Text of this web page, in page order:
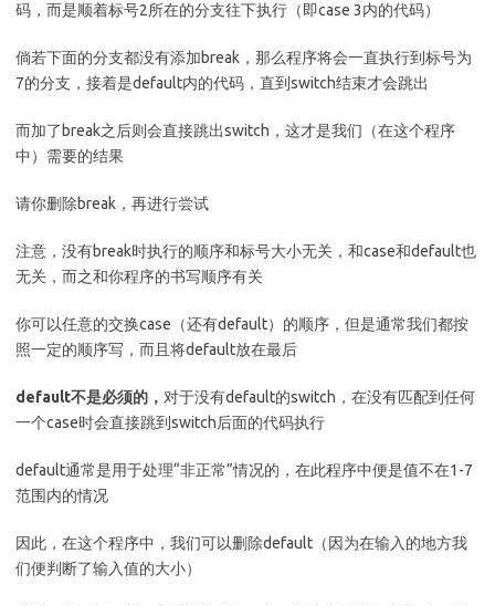
码，而是顺着标号2所在的分支往下执行（即case 3内的代码）
倘若下面的分支都没有添加break，那么程序将会一直执行到标号为
7的分支，接着是default内的代码，直到switch结束才会跳出
而加了break之后则会直接跳出switch，这才是我们（在这个程序
中）需要的结果
请你删除break，再进行尝试
注意，没有break时执行的顺序和标号大小无关，和case和default也
无关，而之和你程序的书写顺序有关
你可以任意的交换case（还有default）的顺序，但是通常我们都按
照一定的顺序写，而且将default放在最后
default不是必须的， 对于没有default的switch，在没有匹配到任何
一个case时会直接跳到switch后面的代码执行
default通常是用于处理“非正常”情况的，在此程序中便是值不在1-7
范围内的情况
因此，在这个程序中，我们可以删除default（因为在输入的地方我
们便判断了输入值的大小）